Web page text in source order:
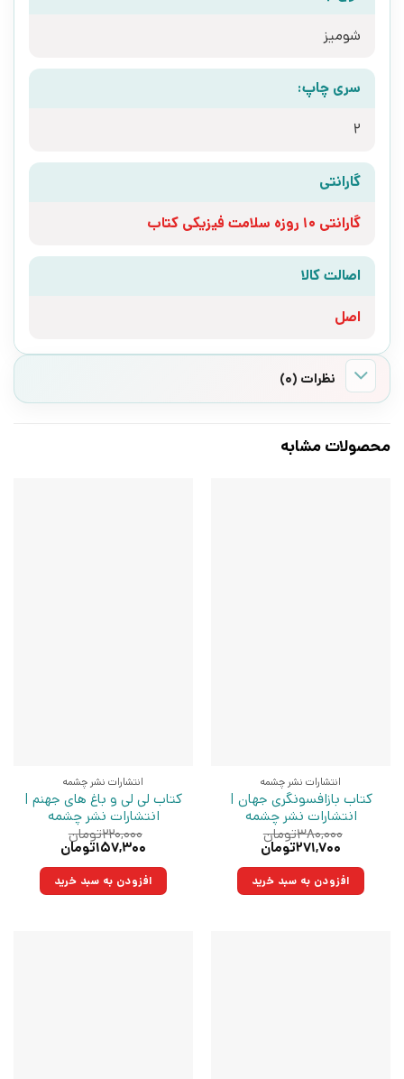
شومیز
سری چاپ:
2
گارانتی
گارانتی 10 روزه سلامت فیزیکی کتاب
اصالت کالا
اصل
نظرات (0)
محصولات مشابه
انتشارات نشر چشمه
کتاب بازافسونگری جهان |
انتشارات نشر چشمه
۳۸۰,۰۰۰تومان
قیمت
۳۸۰,۰۰۰تومان
بود.
۲۷۱,۷۰۰تومان
۲۷۱,۷۰۰تومان.افزودن به سبد خرید
انتشارات نشر چشمه
کتاب لی لی و باغ های جهنم |
انتشارات نشر چشمه
۲۲۰,۰۰۰تومان
قیمت
۲۲۰,۰۰۰تومان
بود.
۱۵۷,۳۰۰تومان
۱۵۷,۳۰۰تومان.افزودن به سبد خرید